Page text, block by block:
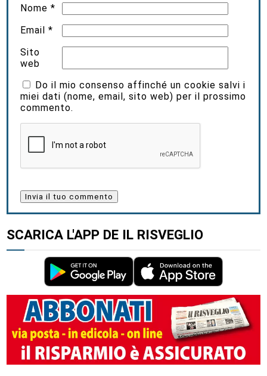
Nome*
Email*
Sito
web
Do il mio consenso affinché un cookie salvi i
miei dati (nome, email, sito web) per il prossimo
commento.
SCARICA L'APP DE IL RISVEGLIO